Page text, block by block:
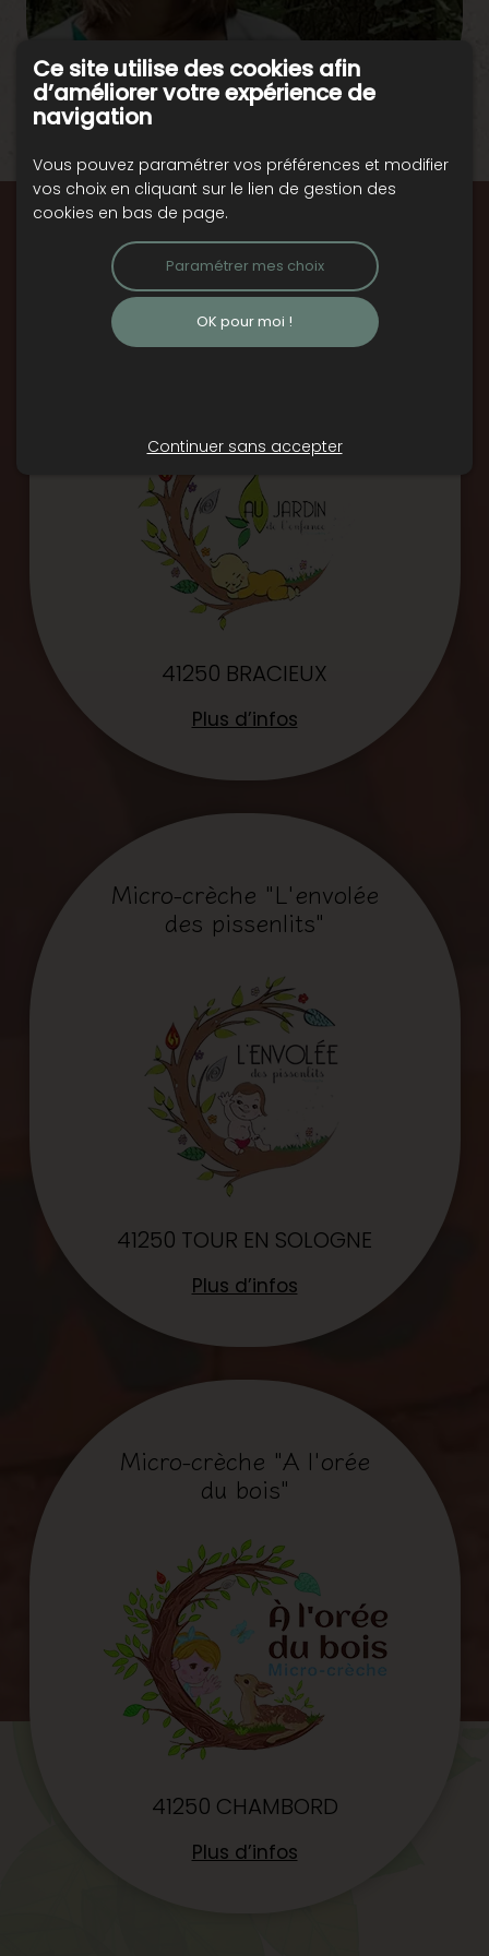
Micro-crèche Au jardin
de l'enfance
41250 BRACIEUX
Plus d’infos
Micro-crèche "L'envolée
des pissenlits"
41250 TOUR EN SOLOGNE
Plus d’infos
Micro-crèche "A l'orée
du bois"
41250 CHAMBORD
Plus d’infos
Ce site utilise des cookies afin
d’améliorer votre expérience de
navigation
Vous pouvez paramétrer vos préférences et modifier
vos choix en cliquant sur le lien de gestion des
cookies en bas de page.
Paramétrer mes choix
OK pour moi !
Continuer sans accepter